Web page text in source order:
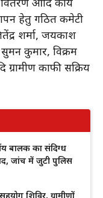
वितरण आदि कार्य
हेतु गठित कमेटी
शर्मा, जयप्रकाश
सुमन कुमार, विक्रम
ग्रामीण काफी सक्रिय
बालक का संदिग्ध
जांच में जुटी पुलिस